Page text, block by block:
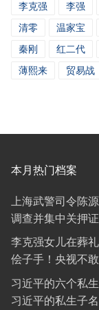
李克强 李强
清零
温家宝
秦刚
红二代
薄熙来
贸易战
本月热门档案
上海武警司令陈
调查并集中关押
李克强女儿在葬
侩子手！央视不
习近平的六个私
习近平的私生子